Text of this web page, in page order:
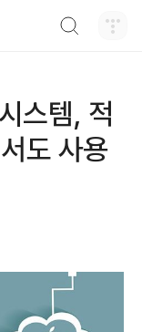
스템, 적
도 사용